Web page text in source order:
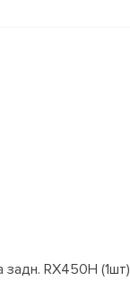
задн. RX450H (1шт)